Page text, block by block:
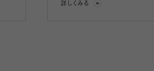
詳しくみる